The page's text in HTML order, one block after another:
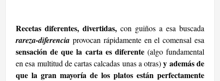
Recetas diferentes, divertidas, con guiños a esa buscada
rareza-diferencia provocan rápidamente en el comensal esa
sensación de que la carta es diferente(algo fundamental
en esa multitud de cartas calcadas unas a otras)y además de
que la gran mayoría de los platos están perfectamente